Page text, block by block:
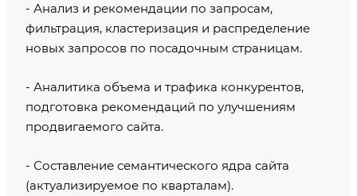
- Анализ и рекомендации по запросам,
фильтрация, кластеризация и распределение
новых запросов по посадочным страницам.
- Аналитика объема и трафика конкурентов,
подготовка рекомендаций по улучшениям
продвигаемого сайта.
- Составление семантического ядра сайта
(актуализируемое по кварталам).